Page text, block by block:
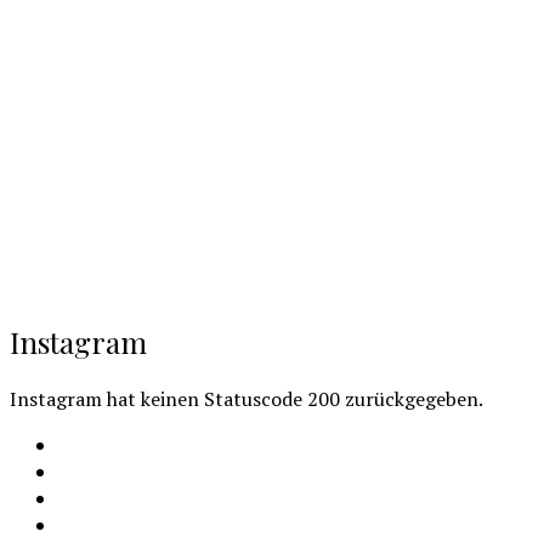
Instagram
Instagram hat keinen Statuscode 200 zurückgegeben.